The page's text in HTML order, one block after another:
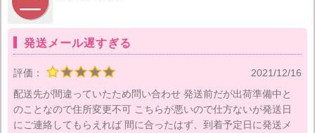
発送メール遅すぎる
評価：
2021/12/16
配送先が間違っていたため問い合わせ 発送前だが出荷準備中と
のことなので住所変更不可 こちらが悪いので仕方ないが発送日
にご連絡してもらえれば 間に合ったはず、到着予定日に発送メ